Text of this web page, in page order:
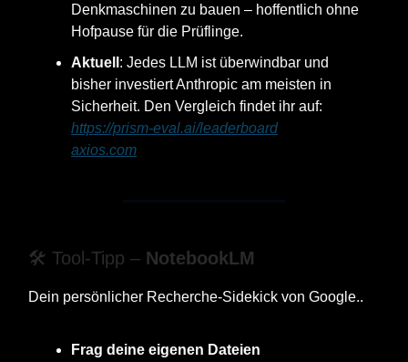
Denkmaschinen zu bauen – hoffentlich ohne
Hofpause für die Prüflinge.
Aktuell : Jedes LLM ist überwindbar und
bisher investiert Anthropic am meisten in
Sicherheit. Den Vergleich findet ihr auf:
https://prism-eval.ai/leaderboard
axios.com
🛠️ Tool-Tipp – NotebookLM
Dein persönlicher Recherche-Sidekick von Google..
Frag deine eigenen Dateien